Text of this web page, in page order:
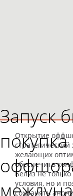
Запуск
Открытие
желающих
обеспечить
Белиз не
условия, но и
сохранять